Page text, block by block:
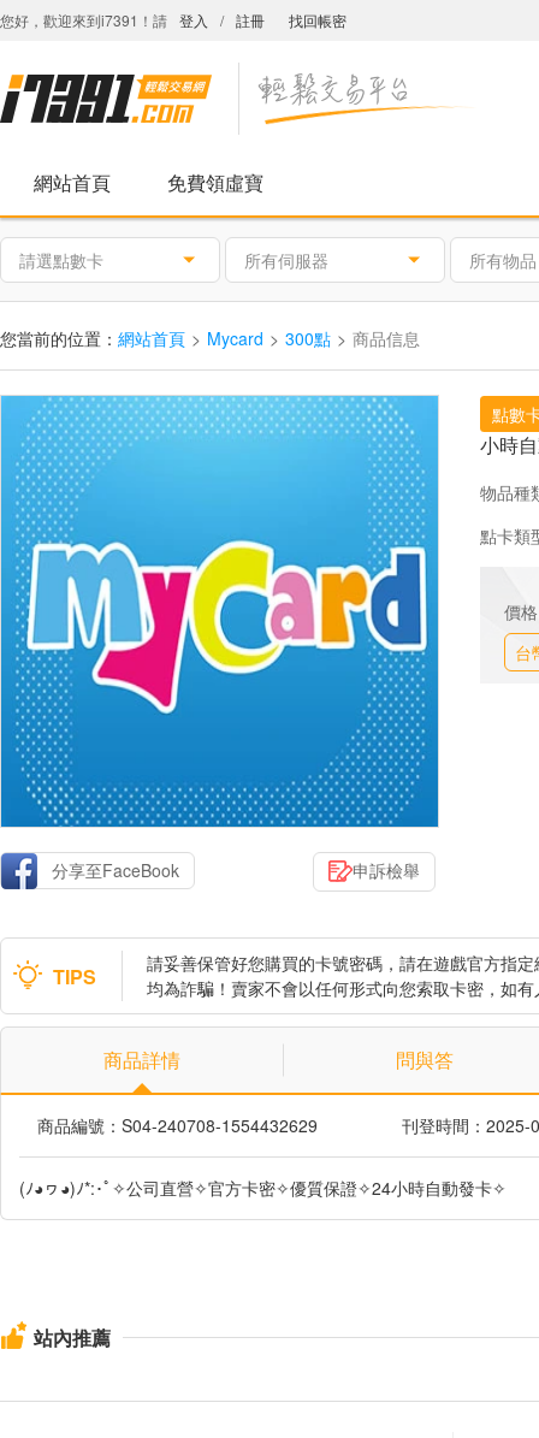
您好，歡迎來到i7391！請 登入 / 註冊 找回帳密
網站首頁 免費領虛寶
請選點數卡 所有伺服器 所有物品
您當前的位置： 網站首頁 Mycard 300點 商品信息
分享至FaceBook 申訴檢舉
點數
小時
物品種
點卡類
價格
台
TIPS
請妥善保管好您購買的卡號密碼，請在遊戲官方指
均為詐騙！賣家不會以任何形式向您索取卡密，如
商品詳情 問與答
商品編號：S04-240708-1554432629 刊登時間：2025-
(ﾉ◕ヮ◕)ﾉ*:･ﾟ✧公司直營✧官方卡密✧優質保證✧24小時自動發卡✧
站內推薦